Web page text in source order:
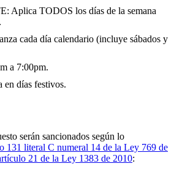
Aplica TODOS los días de la semana
cada día calendario (incluye sábados y
a 7:00pm.
en días festivos.
serán sancionados según lo
131 literal C numeral 14 de la Ley 769 de
21 de la Ley 1383 de 2010: